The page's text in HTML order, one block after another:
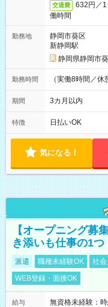
交通費
632円／
働時間
勤務地
静岡市葵区
新静岡駅
静岡県静岡市
勤務時間 （実働8時間／休
期間 3カ月以内
特徴 日払いOK
気になる！
【オープニング募
き添いも仕事の1つ
派遣 職種未経験OK 社
WEB登録・面接OK
給与
無資格未経験：